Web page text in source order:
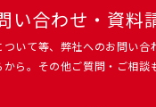
い合わせ・資料
ついて等、弊社へのお問い合
から。その他ご質問・ご相談